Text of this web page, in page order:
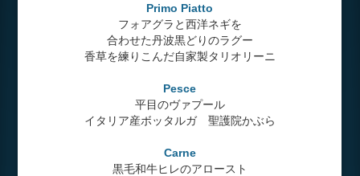
Primo Piatto
フォアグラと西洋ネギを
合わせた丹波黒どりのラグー
香草を練りこんだ自家製タリオリーニ
Pesce
平目のヴァプール
イタリア産ボッタルガ 聖護院かぶら
Carne
黒毛和牛ヒレのアロースト